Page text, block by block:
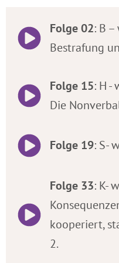
Folge 02: B
Bestrafung
Folge 15: H -
Die
Folge 19: S-
Folge 33: K-
kooperiert,
2.